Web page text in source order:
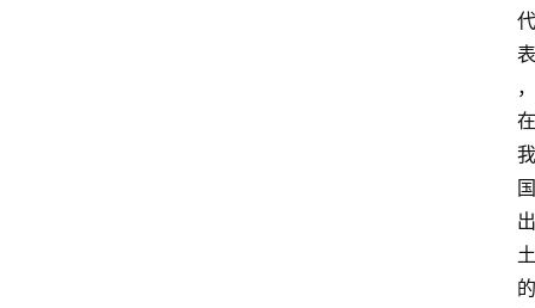
代
表
，
在
我
国
出
土
的